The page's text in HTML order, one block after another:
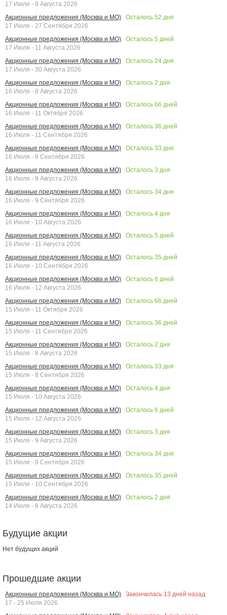
17 Июля - 9 Августа 2026
Акционные предложения (Москва и МО)
Осталось 52 дня
17 Июля - 27 Сентября 2026
Акционные предложения (Москва и МО)
Осталось 5 дней
17 Июля - 11 Августа 2026
Акционные предложения (Москва и МО)
Осталось 24 дня
17 Июля - 30 Августа 2026
Акционные предложения (Москва и МО)
Осталось 2 дня
16 Июля - 8 Августа 2026
Акционные предложения (Москва и МО)
Осталось 66 дней
16 Июля - 11 Октября 2026
Акционные предложения (Москва и МО)
Осталось 36 дней
16 Июля - 11 Сентября 2026
Акционные предложения (Москва и МО)
Осталось 33 дня
16 Июля - 8 Сентября 2026
Акционные предложения (Москва и МО)
Осталось 3 дня
16 Июля - 9 Августа 2026
Акционные предложения (Москва и МО)
Осталось 34 дня
16 Июля - 9 Сентября 2026
Акционные предложения (Москва и МО)
Осталось 4 дня
16 Июля - 10 Августа 2026
Акционные предложения (Москва и МО)
Осталось 5 дней
16 Июля - 11 Августа 2026
Акционные предложения (Москва и МО)
Осталось 35 дней
16 Июля - 10 Сентября 2026
Акционные предложения (Москва и МО)
Осталось 6 дней
16 Июля - 12 Августа 2026
Акционные предложения (Москва и МО)
Осталось 66 дней
15 Июля - 11 Октября 2026
Акционные предложения (Москва и МО)
Осталось 36 дней
15 Июля - 11 Сентября 2026
Акционные предложения (Москва и МО)
Осталось 2 дня
15 Июля - 8 Августа 2026
Акционные предложения (Москва и МО)
Осталось 33 дня
15 Июля - 8 Сентября 2026
Акционные предложения (Москва и МО)
Осталось 4 дня
15 Июля - 10 Августа 2026
Акционные предложения (Москва и МО)
Осталось 6 дней
15 Июля - 12 Августа 2026
Акционные предложения (Москва и МО)
Осталось 3 дня
15 Июля - 9 Августа 2026
Акционные предложения (Москва и МО)
Осталось 34 дня
15 Июля - 9 Сентября 2026
Акционные предложения (Москва и МО)
Осталось 35 дней
15 Июля - 10 Сентября 2026
Акционные предложения (Москва и МО)
Осталось 2 дня
14 Июля - 8 Августа 2026
Будущие акции
Нет будущих акций
Прошедшие акции
Акционные предложения (Москва и МО) Закончилась 13 дней назад
17 - 25 Июля 2026